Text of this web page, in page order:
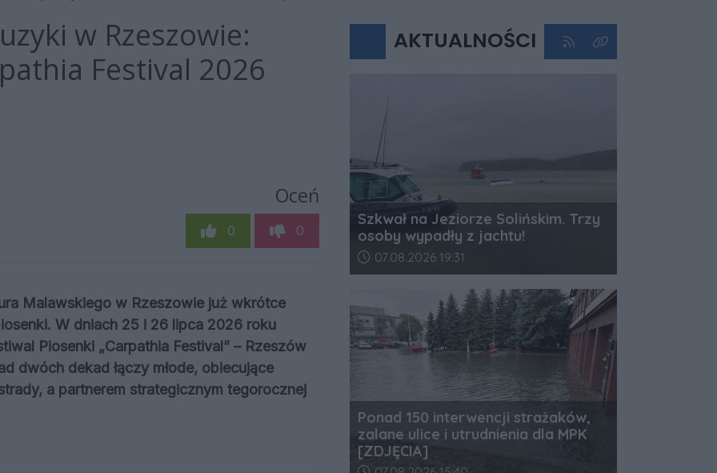
w Rzeszowie:
Festival 2026
Oceń
0 0
Malawskiego w Rzeszowie już wkrótce
W dniach 25 i 26 lipca 2026 roku
Piosenki „Carpathia Festival” – Rzeszów
dwóch dekad łączy młode, obiecujące
a partnerem strategicznym tegorocznej
AKTUALNOŚCI Kliknij aby przejść do
Kliknij aby zobaczyć
Szkwał na Jeziorze Solińskim. Trzy
osoby wypadły z jachtu!
Data dodania artykułu:
07.08.2026 19:31
Ponad 150 interwencji strażaków,
zalane ulice i utrudnienia dla MPK
[ZDJĘCIA]